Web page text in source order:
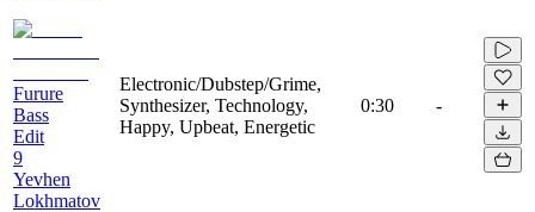
Furure
Bass
Edit
9
Yevhen
Lokhmatov
Electronic/Dubstep/Grime,
Synthesizer, Technology,
Happy, Upbeat, Energetic
0:30 -